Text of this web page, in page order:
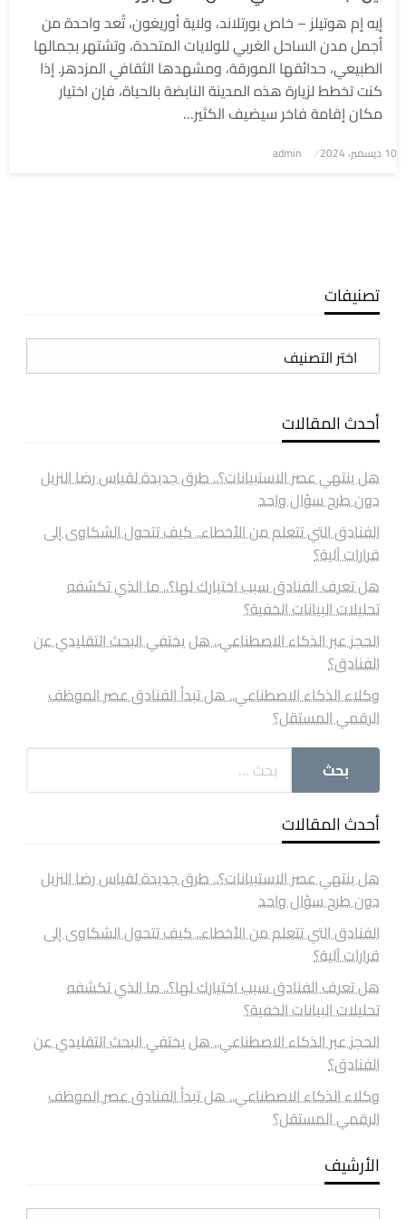
إيه إم هوتيلز – خاص بورتلاند، ولاية أوريغون، تُعد واحدة من
أجمل مدن الساحل الغربي للولايات المتحدة، وتشتهر بجمالها
الطبيعي، حدائقها المورقة، ومشهدها الثقافي المزدهر. إذا
كنت تخطط لزيارة هذه المدينة النابضة بالحياة، فإن اختيار
مكان إقامة فاخر سيضيف الكثير…
نُشر
10 ديسمبر، 2024 admin
تصنيفات
تصنيفات
أحدث المقالات
هل ينتهي عصر الاستبيانات؟.. طرق جديدة لقياس رضا النزيل
دون طرح سؤال واحد
الفنادق التي تتعلم من الأخطاء.. كيف تتحول الشكاوى إلى
قرارات آلية؟
هل تعرف الفنادق سبب اختيارك لها؟.. ما الذي تكشفه
تحليلات البيانات الخفية؟
الحجز عبر الذكاء الاصطناعي.. هل يختفي البحث التقليدي عن
الفنادق؟
وكلاء الذكاء الاصطناعي.. هل تبدأ الفنادق عصر الموظف
الرقمي المستقل؟
أحدث المقالات
هل ينتهي عصر الاستبيانات؟.. طرق جديدة لقياس رضا النزيل
دون طرح سؤال واحد
الفنادق التي تتعلم من الأخطاء.. كيف تتحول الشكاوى إلى
قرارات آلية؟
هل تعرف الفنادق سبب اختيارك لها؟.. ما الذي تكشفه
تحليلات البيانات الخفية؟
الحجز عبر الذكاء الاصطناعي.. هل يختفي البحث التقليدي عن
الفنادق؟
وكلاء الذكاء الاصطناعي.. هل تبدأ الفنادق عصر الموظف
الرقمي المستقل؟
الأرشيف